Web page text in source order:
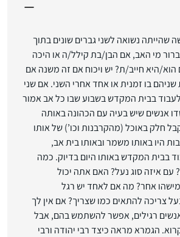
שהייתה נשואה לשני גברים שונים בתוך
מי האב, אם הבן/בת קילל/ה או היכה
היא חייב/ת? יש ויכוח אם זה משנה אם
בו זמנית או אחד אחרי השני. אם שני
בבית המקדש בשבוע שבו כל אב אמור
אנשים שיש בעיה עם הכהונה באותה
חלק באוכל (מהקרבנות וכו’) של אותו
היו באותו משמר ובאותו בית אב,
בבית המקדש באותו היום בדיוק. כמה
עם איזה סוג נעל? האם אתה יכול
אחר? מה אם לאחד יש רגל
צריכה להתאים כמו שצריך? אם אין לך
רגילים, אפשר להשתמש בהם, אבל
הגמרא מראה כיצד רבי יהודה ורבי